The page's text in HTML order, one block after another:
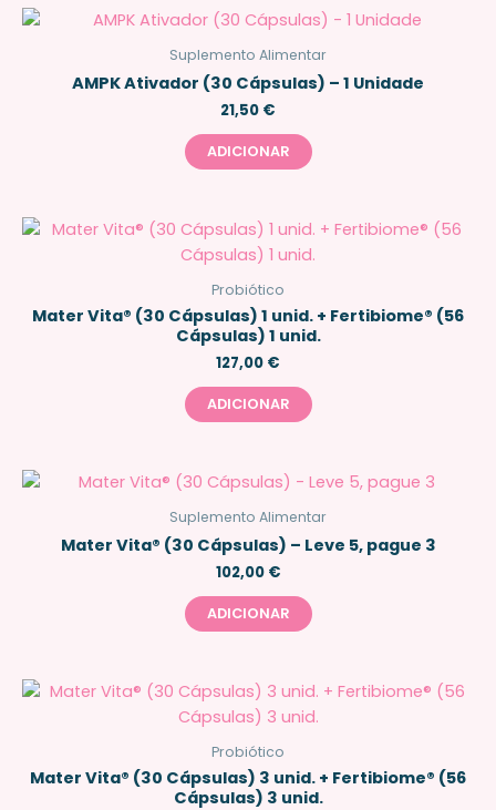
Suplemento Alimentar
AMPK Ativador (30 Cápsulas) – 1 Unidade
21,50 €
ADICIONAR
Probiótico
Mater Vita® (30 Cápsulas) 1 unid. + Fertibiome® (56
Cápsulas) 1 unid.
127,00 €
ADICIONAR
Suplemento Alimentar
Mater Vita® (30 Cápsulas) – Leve 5, pague 3
102,00 €
ADICIONAR
Probiótico
Mater Vita® (30 Cápsulas) 3 unid. + Fertibiome® (56
Cápsulas) 3 unid.